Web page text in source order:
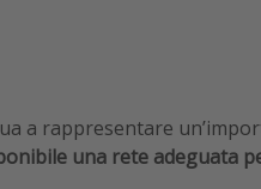
a rappresentare
una rete adeguata